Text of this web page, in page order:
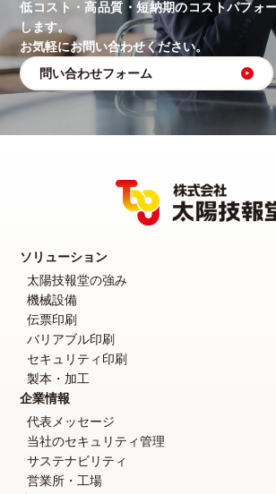
低コスト・高品質・短納期のコストパフォ
します。
お気軽にお問い合わせください。
問い合わせフォーム
ソリューション
太陽技報堂の強み
機械設備
伝票印刷
バリアブル印刷
セキュリティ印刷
製本・加工
企業情報
代表メッセージ
当社のセキュリティ管理
サステナビリティ
営業所・工場